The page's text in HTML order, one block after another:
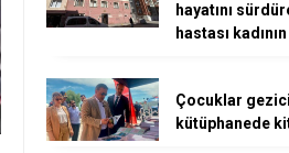
hayatını
hastası
Çocuklar gezici
kütüphanede